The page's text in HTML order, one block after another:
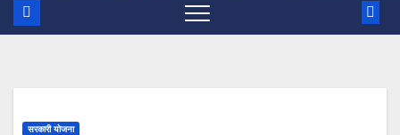
सरकारी योजना